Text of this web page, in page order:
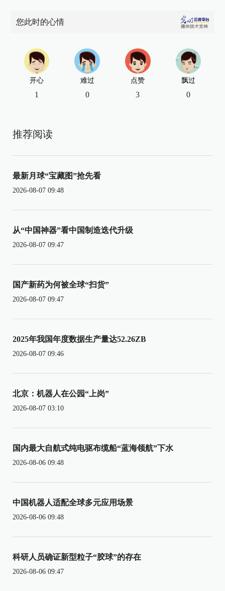
您此时的心情
开心
1
难过
0
点赞
3
飘过
0
推荐阅读
最新月球“宝藏图”抢先看
2026-08-07 09:48
从“中国神器”看中国制造迭代升级
2026-08-07 09:47
国产新药为何被全球“扫货”
2026-08-07 09:47
2025年我国年度数据生产量达52.26ZB
2026-08-07 09:46
北京：机器人在公园“上岗”
2026-08-07 03:10
国内最大自航式纯电驱布缆船“蓝海领航”下水
2026-08-06 09:48
中国机器人适配全球多元应用场景
2026-08-06 09:48
科研人员确证新型粒子“胶球”的存在
2026-08-06 09:47